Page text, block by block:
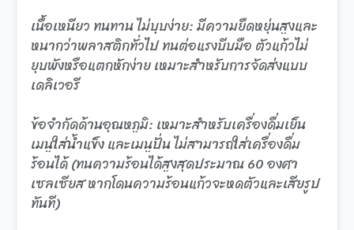
เนื้อเหนียว ทนทาน ไม่บุบง่าย: มีความยืดหยุ่นสูงและ
หนากว่าพลาสติกทั่วไป ทนต่อแรงบีบมือ ตัวแก้วไม่
ยุบพังหรือแตกหักง่าย เหมาะสำหรับการจัดส่งแบบ
เดลิเวอรี
ข้อจำกัดด้านอุณหภูมิ: เหมาะสำหรับเครื่องดื่มเย็น
เมนูใส่น้ำแข็ง และเมนูปั่น ไม่สามารถใส่เครื่องดื่ม
ร้อนได้ (ทนความร้อนได้สูงสุดประมาณ 60 องศา
เซลเซียส หากโดนความร้อนแก้วจะหดตัวและเสียรูป
ทันที)